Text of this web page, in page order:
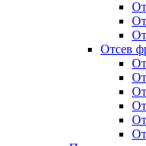
Отсев